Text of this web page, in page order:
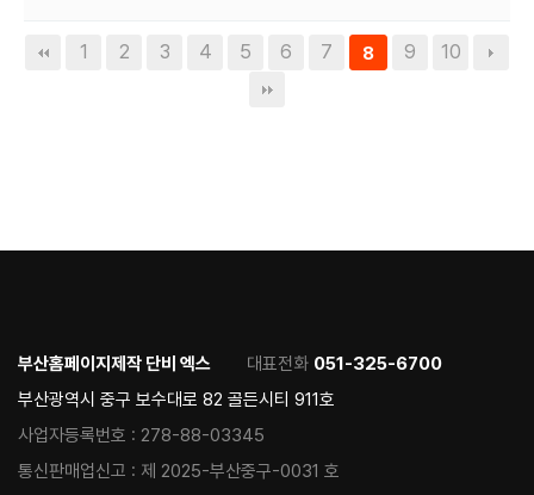
1 2 3 4 5 6 7 8 9 10
부산홈페이지제작 단비 엑스 대표전화 051-325-6700
부산광역시 중구 보수대로 82 골든시티 911호
사업자등록번호 : 278-88-03345
통신판매업신고 : 제 2025-부산중구-0031 호